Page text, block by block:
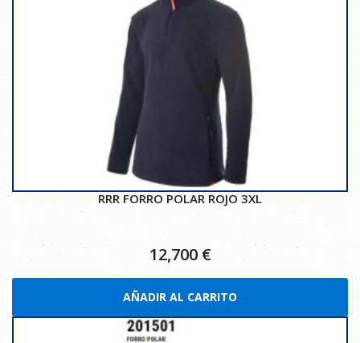
RRR FORRO POLAR ROJO 3XL
12,700€
AÑADIR AL CARRITO